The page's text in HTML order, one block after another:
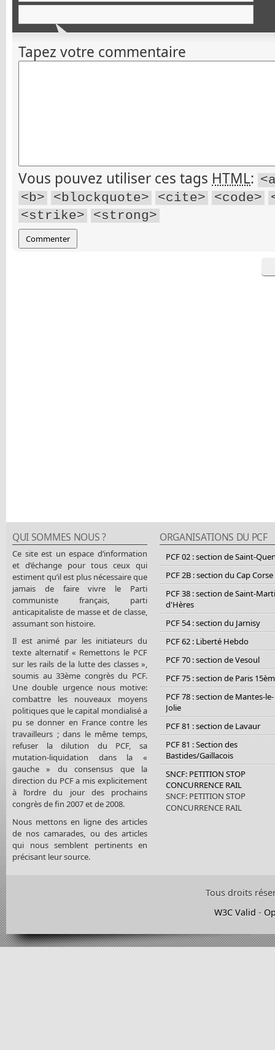
Tapez votre commentaire
Vous pouvez utiliser ces tags HTML:
<b>
<blockquote> <cite> <code>
<strike>
<strong>
QUI SOMMES NOUS ?
Ce site est un espace d’information
et d’échange pour tous ceux qui
estiment qu’il est plus nécessaire que
jamais de faire vivre le Parti
communiste français, parti
anticapitaliste de masse et de classe,
assumant son histoire.
Il est animé par les initiateurs du
texte alternatif « Remettons le PCF
sur les rails de la lutte des classes »,
soumis au 33ème congrès du PCF.
Une double urgence nous motive:
combattre les nouveaux moyens
politiques que le capital mondialisé a
pu se donner en France contre les
travailleurs ; dans le même temps,
refuser la dilution du PCF, sa
mutation-liquidation dans la «
gauche » du consensus que la
direction du PCF a mis explicitement
à l’ordre du jour des prochains
congrès de fin 2007 et de 2008.
Nous mettons en ligne des articles
de nos camarades, ou des articles
qui nous semblent pertinents en
précisant leur source.
ORGANISATIONS DU PCF
PCF 02 : section de Saint-
PCF 2B : section du Cap Corse
PCF 38 : section de Saint-
d'Hères
PCF 54 : section du Jarnisy
PCF 62 : Liberté Hebdo
PCF 70 : section de Vesoul
PCF 75 : section de Paris
PCF 78 : section de Mantes-le-
Jolie
PCF 81 : section de Lavaur
PCF 81 : Section des
Bastides/Gaillacois
SNCF: PETITION STOP
CONCURRENCE RAIL
SNCF: PETITION STOP
CONCURRENCE RAIL
Tous droits
W3C Valid -